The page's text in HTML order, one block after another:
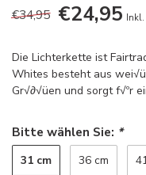
€34,95 €24,95 Inkl.
Die Lichterkette ist
Whites besteht aus
Gr√∂√üen und sorgt f√ºr
Bitte wählen Sie: *
31 cm 36 cm